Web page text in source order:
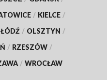
/ KIELCE /
ŁÓDŹ / OLSZTYN /
/ RZESZÓW /
/ WROCŁAW